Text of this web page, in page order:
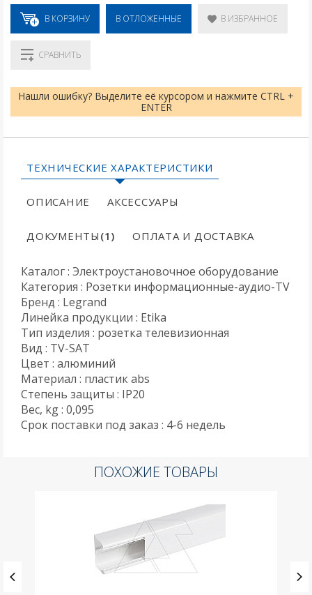
В КОРЗИНУ В ОТЛОЖЕННЫЕ В ИЗБРАННОЕ
СРАВНИТЬ
Нашли ошибку? Выделите её курсором и нажмите CTRL +
ENTER
ТЕХНИЧЕСКИЕ ХАРАКТЕРИСТИКИ
ОПИСАНИЕ АКСЕССУАРЫ
ДОКУМЕНТЫ (1) ОПЛАТА И ДОСТАВКА
Каталог : Электроустановочное оборудование
Категория : Розетки информационные-аудио-TV
Бренд : Legrand
Линейка продукции : Etika
Тип изделия : розетка телевизионная
Вид : TV-SAT
Цвет : алюминий
Материал : пластик abs
Степень защиты : IP20
Вес, kg : 0,095
Срок поставки под заказ : 4-6 недель
ПОХОЖИЕ ТОВАРЫ